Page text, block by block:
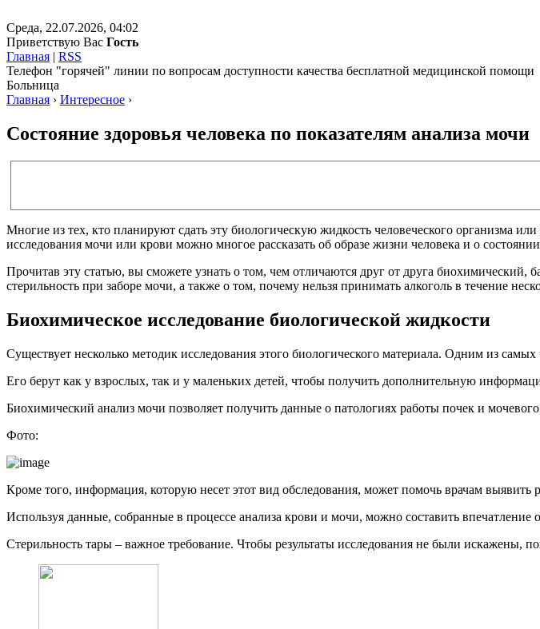
Среда, 22.07.2026, 04:02
Приветствую Вас Гость
Главная | RSS
Телефон "горячей" линии по вопросам доступности качества бесплатной медицинской помощи
Больница
Главная › Интересное ›
Состояние здоровья человека по показателям анализа мочи
Многие из тех, кто планируют сдать эту биологическую жидкость человеческого организма
исследования мочи или крови можно многое рассказать об образе жизни человека и о состоянии
Прочитав эту статью, вы сможете узнать о том, чем отличаются друг от друга
стерильность при заборе мочи, а также о том, почему нельзя принимать алкоголь в течение
Биохимическое исследование биологической жидкости
Существует несколько методик исследования этого биологического материала. Одним из
Его берут как у взрослых, так и у маленьких детей, чтобы получить дополнительную
Биохимический анализ мочи позволяет получить данные о патологиях работы почек и
Фото:
Кроме того, информация, которую несет этот вид обследования, может помочь врачам
Используя данные, собранные в процессе анализа крови и мочи, можно составить впечатление
Стерильность тары – важное требование. Чтобы результаты исследования не были искажены,